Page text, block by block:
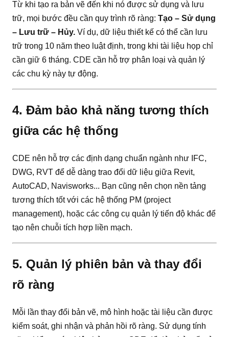
Từ khi tạo ra bản vẽ đến khi nó được sử dụng và lưu
trữ, mọi bước đều cần quy trình rõ ràng: Tạo – Sử dụng
– Lưu trữ – Hủy. Ví dụ, dữ liệu thiết kế có thể cần lưu
trữ trong 10 năm theo luật định, trong khi tài liệu họp chỉ
cần giữ 6 tháng. CDE cần hỗ trợ phân loại và quản lý
các chu kỳ này tự động.
4. Đảm bảo khả năng tương thích
giữa các hệ thống
CDE nên hỗ trợ các định dạng chuẩn ngành như IFC,
DWG, RVT để dễ dàng trao đổi dữ liệu giữa Revit,
AutoCAD, Navisworks... Bạn cũng nên chọn nền tảng
tương thích tốt với các hệ thống PM (project
management), hoặc các công cụ quản lý tiến độ khác để
tạo nên chuỗi tích hợp liền mạch.
5. Quản lý phiên bản và thay đổi
rõ ràng
Mỗi lần thay đổi bản vẽ, mô hình hoặc tài liệu cần được
kiểm soát, ghi nhận và phản hồi rõ ràng. Sử dụng tính